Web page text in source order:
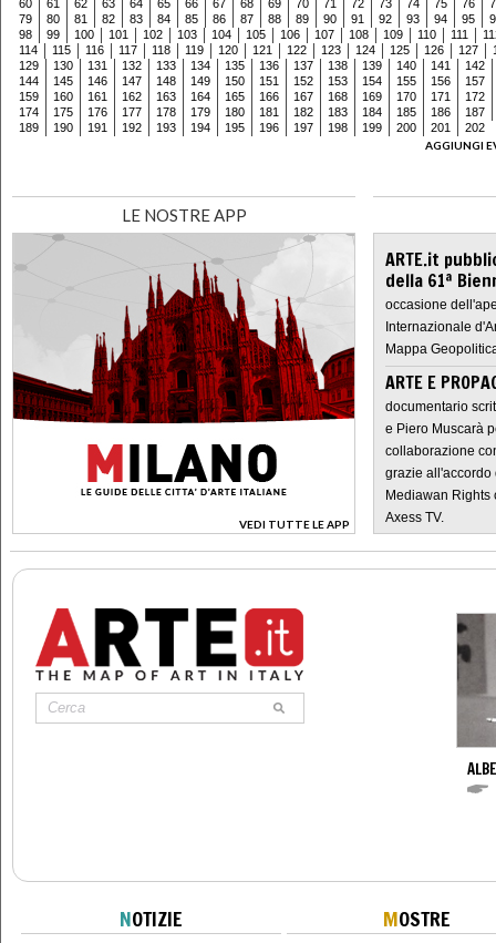
60 61 62 63 64 65 66 67 68 69 70 71 72 73 74 75 76
79
80 81 82 83 84 85 86 87 88 89 90 91 92 93 94 95
98
99 100 101 102 103 104 105 106 107 108 109 110 111
114
115 116 117 118 119 120 121 122 123 124 125 126 127
129
130 131 132 133 134 135 136 137 138 139 140 141
142
144
145 146 147 148 149 150 151 152 153 154 155 156
157
159
160 161 162 163 164 165 166 167 168 169 170 171
172
174
175 176 177 178 179 180 181 182 183 184 185 186
187
189
190 191 192 193 194 195 196 197 198 199 200 201
202
AGGIUNGI
LE NOSTRE APP
VEDI TUTTE LE APP
>
ARTE.it
della 61ª
occasione
Internazionale
Mappa
ARTE E
documentario
e Piero Muscarà
collaborazione
grazie all'accordo
Mediawan Rights
Axess TV.
NOTIZIE MOSTRE